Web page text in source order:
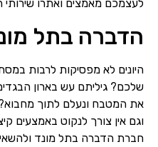
לעצמכם מאמצים ואתרו
הדברה בתל
היונים לא מפסיקות לרבות
שלכם? גיליתם עש בארון
את המטבח ונעלם לתוך
וגם אין צורך לנקוט באמצעים
חברת הדברה בתל מונד